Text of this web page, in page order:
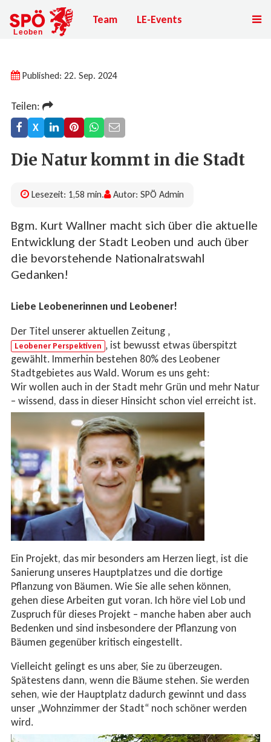
Team LE-Events
Published: 22. Sep. 2024
Teilen:
X
Die Natur kommt in die Stadt
Lesezeit: 1,58 min. Autor: SPÖ Admin
Bgm. Kurt Wallner macht sich über die aktuelle
Entwicklung der Stadt Leoben und auch über
die bevorstehende Nationalratswahl
Gedanken!
Liebe Leobenerinnen und Leobener!
Der Titel unserer aktuellen Zeitung ‚
Leobener Perspektiven ‚ ist bewusst etwas überspitzt
gewählt. Immerhin bestehen 80% des Leobener
Stadtgebietes aus Wald. Worum es uns geht:
Wir wollen auch in der Stadt mehr Grün und mehr Natur
– wissend, dass in dieser Hinsicht schon viel erreicht ist.
Ein Projekt, das mir besonders am Herzen liegt, ist die
Sanierung unseres Hauptplatzes und die dortige
Pflanzung von Bäumen. Wie Sie alle sehen können,
gehen diese Arbeiten gut voran. Ich höre viel Lob und
Zuspruch für dieses Projekt – manche haben aber auch
Bedenken und sind insbesondere der Pflanzung von
Bäumen gegenüber kritisch eingestellt.
Vielleicht gelingt es uns aber, Sie zu überzeugen.
Spätestens dann, wenn die Bäume stehen. Sie werden
sehen, wie der Hauptplatz dadurch gewinnt und dass
unser „Wohnzimmer der Stadt“ noch schöner werden
wird.